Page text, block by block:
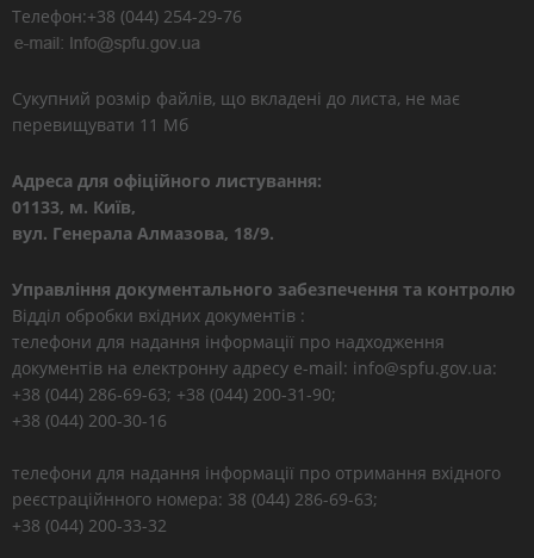
Телефон:+38 (044) 254-29-76
Сукупний розмір файлів, що вкладені до листа, не має
перевищувати 11 Мб
Адреса для офіційного листування:
01133, м. Київ,
вул. Генерала Алмазова, 18/9.
Управління документального забезпечення та контролю
Відділ обробки вхідних документів :
телефони для надання інформації про надходження
документів на електронну адресу e-mail: info@spfu.gov.ua:
+38 (044) 286-69-63; +38 (044) 200-31-90;
+38 (044) 200-30-16
телефони для надання інформації про отримання вхідного
реєстраційнного номера: 38 (044) 286-69-63;
+38 (044) 200-33-32